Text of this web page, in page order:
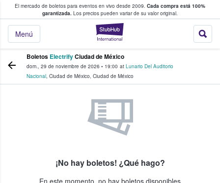
El mercado de boletos para eventos en vivo desde 2009. Cada compra está 100%
garantizada. Los precios pueden variar de su valor original.
StubHub: donde
Menú
fans compran y venden boletos
Boletos ElectrifyCiudad de México
dom., 29 de noviembre de 2026 • 19:00 at Lunario Del Auditorio
Nacional, Ciudad de México, Ciudad de México
¡No hay boletos! ¿Qué hago?
En este momento, no hay boletos disponibles